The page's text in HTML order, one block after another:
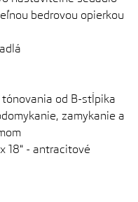
bedrovou opierkou
od B-stĺpika
zamykanie a
18" - antracitové